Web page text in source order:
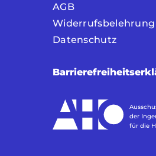
AGB
Widerrufsbelehrung
Datenschutz
der
für die